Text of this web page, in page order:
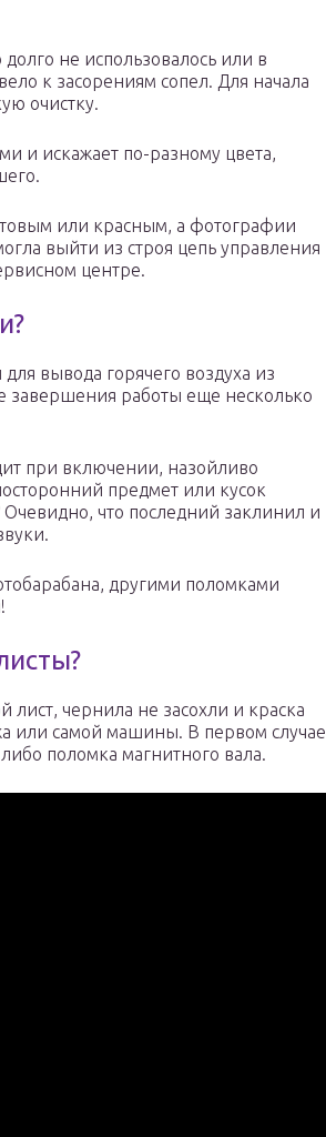
не использовалось или в
к засорениям сопел. Для начала
очистку.
и искажает по-разному цвета,
или красным, а фотографии
выйти из строя цепь управления
центре.
вывода горячего воздуха из
завершения работы еще несколько
при включении, назойливо
предмет или кусок
что последний заклинил и
другими поломками
лист, чернила не засохли и краска
или самой машины. В первом случае
поломка магнитного вала.